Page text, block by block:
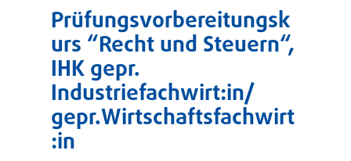
Prüfungsvorbereitungsk
urs “Recht und Steuern“,
IHK gepr.
Industriefachwirt:in/
gepr.Wirtschaftsfachwirt
:in